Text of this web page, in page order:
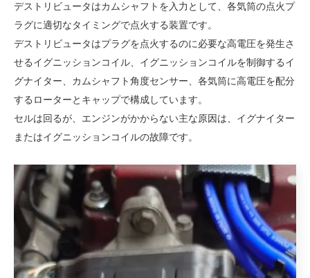
デストリビュータはカムシャフトを入力として、各気筒の点火プ
ラグに適切なタイミングで点火する装置です。
デストリビュータはプラグを点火するのに必要な高電圧を発生さ
せるイグニッションコイル、イグニッションコイルを制御するイ
グナイター、カムシャフト角度センサー、各気筒に高電圧を配分
するローターとキャップで構成しています。
セルは回るが、エンジンがかからない主な原因は、イグナイター
またはイグニッションコイルの故障です。